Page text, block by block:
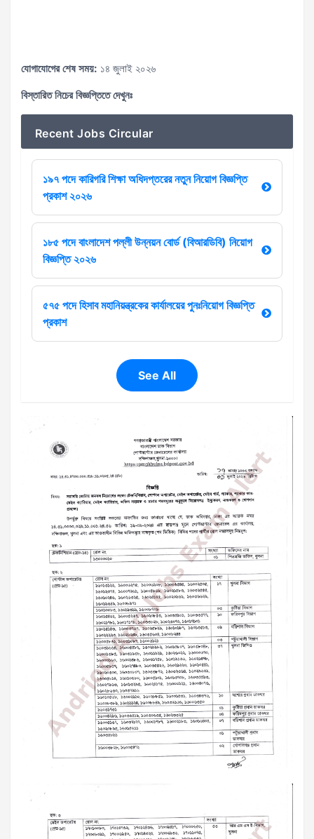
যোগাযোগের শেষ সময়: ১৪ জুলাই ২০২৬
বিস্তারিত নিচের বিজ্ঞপ্তিতে দেখুনঃ
Recent Jobs Circular
১৯৭ পদে কারিগরি শিক্ষা অধিদপ্তরের নতুন নিয়োগ বিজ্ঞপ্তি
প্রকাশ ২০২৬
১৮৫ পদে বাংলাদেশ পল্লী উন্নয়ন বোর্ড (বিআরডিবি) নিয়োগ
বিজ্ঞপ্তি ২০২৬
৫৭৫ পদে হিসাব মহানিয়ন্ত্রকের কার্যালয়ের পুনঃনিয়োগ বিজ্ঞপ্তি
প্রকাশ
See All